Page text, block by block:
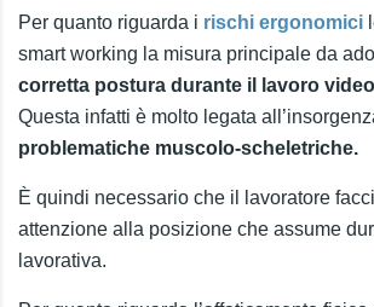
Per quanto riguarda i rischi ergonomici
smart working la misura principale da
corretta postura durante il lavoro
Questa infatti è molto legata
problematiche muscolo-scheletriche.
È quindi necessario che il lavoratore
attenzione alla posizione che assume
lavorativa.